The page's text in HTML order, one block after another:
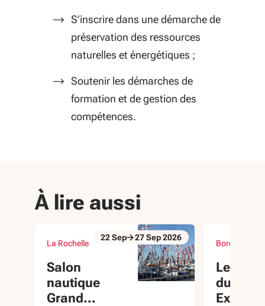
S’inscrire dans une démarche de
préservation des ressources
naturelles et énergétiques ;
Soutenir les démarches de
formation et de gestion des
compétences.
À lire aussi
La Rochelle
Salon
nautique
Grand
évènement
Du 22 Sep au 27 Sep 2026
22Sep 27Sep2026
Bordeaux
Les 3
du 360
Export
évènement
Du 23 Sep au